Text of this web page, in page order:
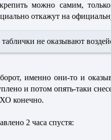
можно самим,
откажут на
таблички не оказывают
именно они-то и
и потом опять-таки
конечно.
2 часа спустя: